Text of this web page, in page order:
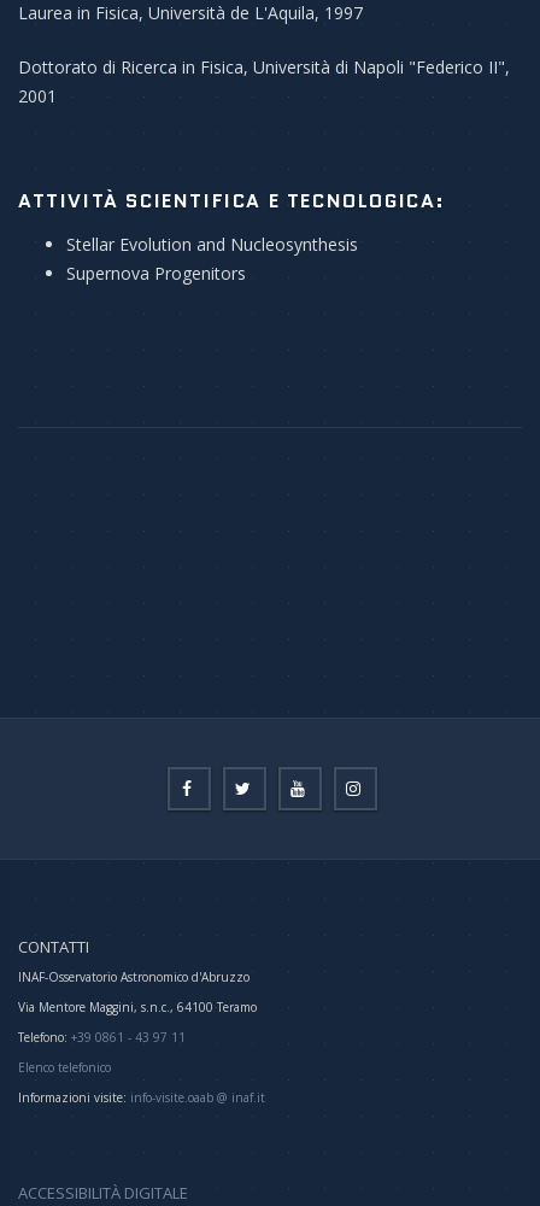
Laurea in Fisica, Università de L'Aquila, 1997
Dottorato di Ricerca in Fisica, Università di Napoli "Federico II",
2001
ATTIVITÀ SCIENTIFICA E TECNOLOGICA:
Stellar Evolution and Nucleosynthesis
Supernova Progenitors
CONTATTI
INAF-Osservatorio Astronomico d'Abruzzo
Via Mentore Maggini, s.n.c., 64100 Teramo
Telefono: +39 0861 - 43 97 11
Elenco telefonico
Informazioni visite: info-visite.oaab @ inaf.it
ACCESSIBILITÀ DIGITALE